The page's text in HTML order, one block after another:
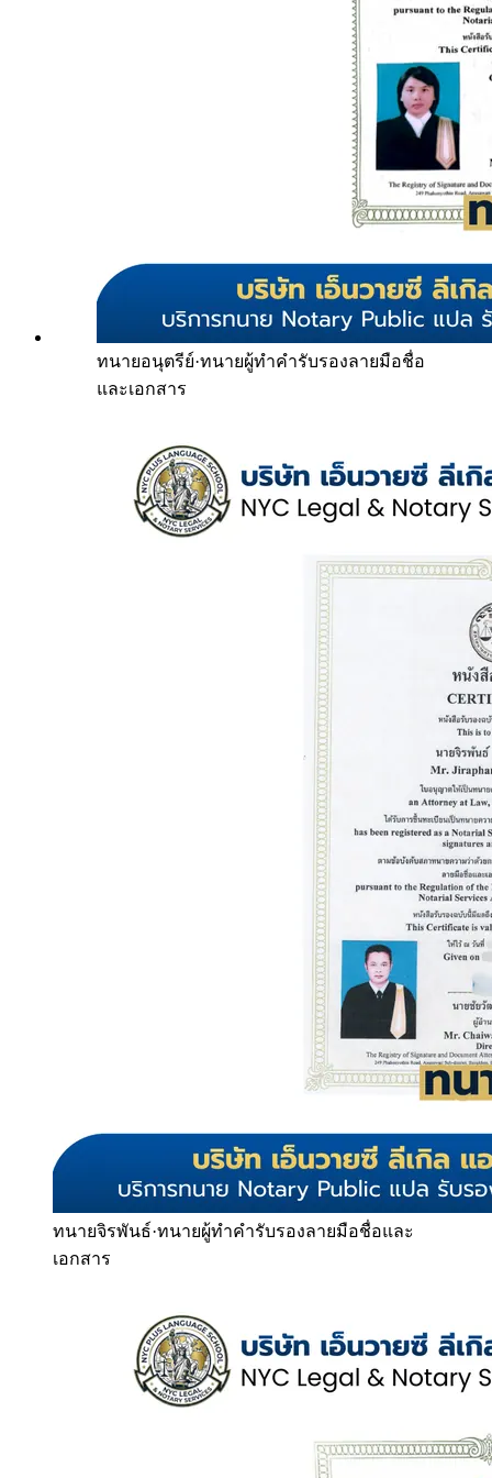
ทนายอนุตรีย์·ทนายผู้ทำคำรับรองลายมือชื่อ
และเอกสาร
ทนายจิรพันธ์·ทนายผู้ทำคำรับรองลายมือชื่อและ
เอกสาร